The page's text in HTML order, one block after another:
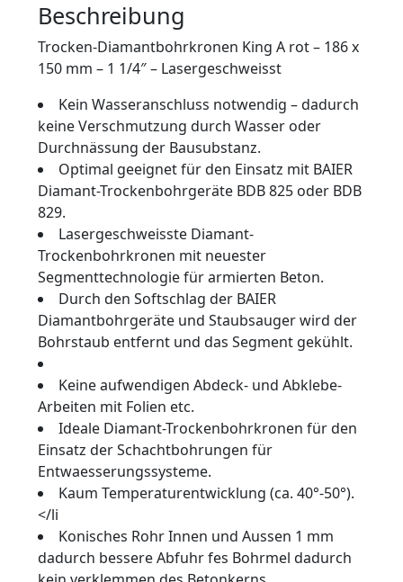
1/4"
-
Lasergeschweisst
Menge
Beschreibung
Trocken-Diamantbohrkronen King A rot – 186 x
150 mm – 1 1/4″ – Lasergeschweisst
Kein Wasseranschluss notwendig – dadurch
keine Verschmutzung durch Wasser oder
Durchnässung der Bausubstanz.
Optimal geeignet für den Einsatz mit BAIER
Diamant-Trockenbohrgeräte BDB 825 oder BDB
829.
Lasergeschweisste Diamant-
Trockenbohrkronen mit neuester
Segmenttechnologie für armierten Beton.
Durch den Softschlag der BAIER
Diamantbohrgeräte und Staubsauger wird der
Bohrstaub entfernt und das Segment gekühlt.
Keine aufwendigen Abdeck- und Abklebe-
Arbeiten mit Folien etc.
Ideale Diamant-Trockenbohrkronen für den
Einsatz der Schachtbohrungen für
Entwaesserungssysteme.
Kaum Temperaturentwicklung (ca. 40°-50°).
</li
Konisches Rohr Innen und Aussen 1 mm
dadurch bessere Abfuhr fes Bohrmel dadurch